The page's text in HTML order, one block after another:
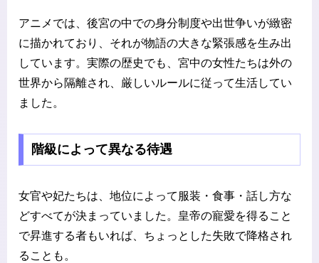
アニメでは、後宮の中での身分制度や出世争いが緻密
に描かれており、それが物語の大きな緊張感を生み出
しています。実際の歴史でも、宮中の女性たちは外の
世界から隔離され、厳しいルールに従って生活してい
ました。
階級によって異なる待遇
女官や妃たちは、地位によって服装・食事・話し方な
どすべてが決まっていました。皇帝の寵愛を得ること
で昇進する者もいれば、ちょっとした失敗で降格され
ることも。